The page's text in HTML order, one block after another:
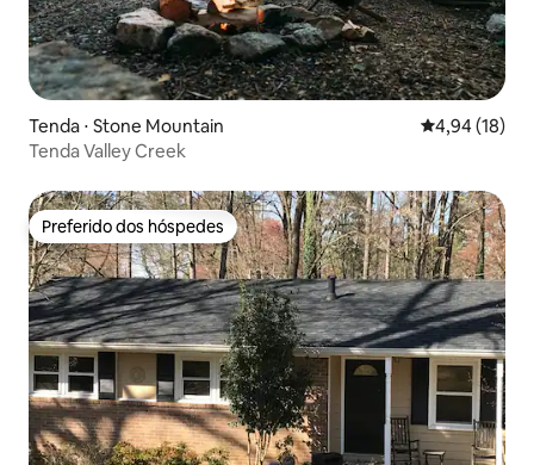
Tenda ⋅ Stone Mountain 4,94 de uma
4,94 (18)
Tenda Valley Creek
Preferido dos hóspedes
Preferido dos hóspedes